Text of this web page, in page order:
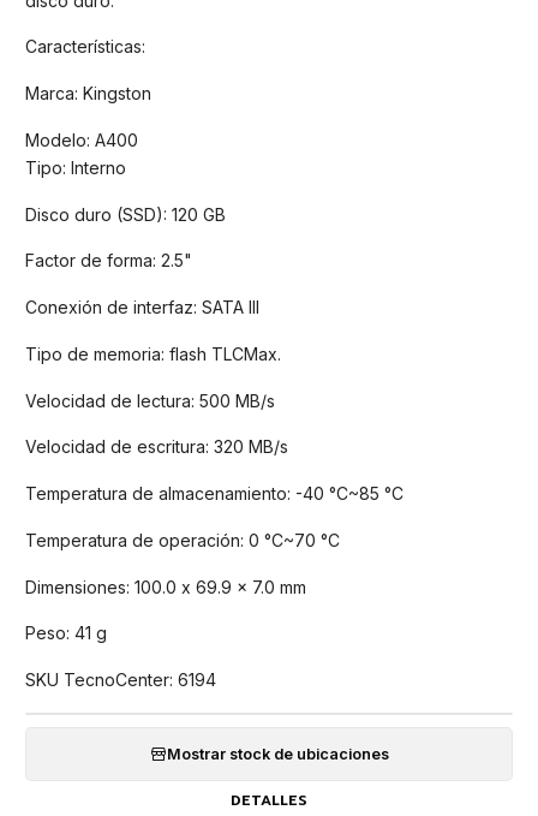
Características:
Marca: Kingston
Modelo: A400
Tipo: Interno
Disco duro (SSD): 120 GB
Factor de forma: 2.5"
Conexión de interfaz: SATA III
Tipo de memoria: flash TLCMax.
Velocidad de lectura: 500 MB/s
Velocidad de escritura: 320 MB/s
Temperatura de almacenamiento: -40 °C~85 °C
Temperatura de operación: 0 °C~70 °C
Dimensiones: 100.0 x 69.9 x 7.0 mm
Peso: 41 g
SKU TecnoCenter: 6194
Mostrar stock de ubicaciones
DETALLES